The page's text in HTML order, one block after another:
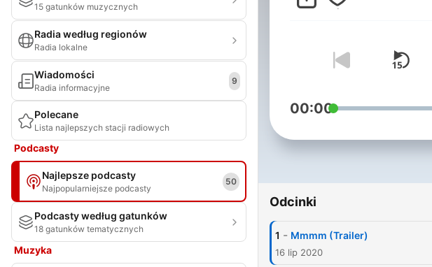
15 gatunków muzycznych
Radia według regionów
Radia lokalne
Wiadomości
Radia informacyjne
9
Polecane
Lista najlepszych stacji radiowych
Podcasty
Najlepsze podcasty
Najpopularniejsze podcasty
50
Podcasty według gatunków
18 gatunków tematycznych
Muzyka
00:00
Odcinki
1 - Mmmm (Trailer)
16 lip 2020